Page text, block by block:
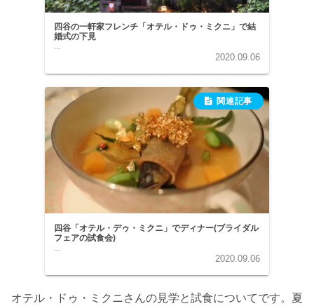
四谷の一軒家フレンチ「オテル・ドゥ・ミクニ」で結
婚式の下見
...
2020.09.06
四谷「オテル・デゥ・ミクニ」でディナー(ブライダル
フェアの試食会)
...
2020.09.06
オテル・ドゥ・ミクニさんの見学と試食についてです。夏